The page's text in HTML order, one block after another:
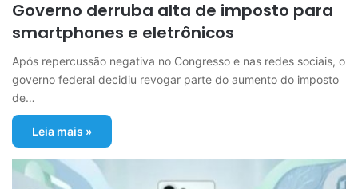
Governo derruba alta de imposto para
smartphones e eletrônicos
Após repercussão negativa no Congresso e nas redes sociais, o
governo federal decidiu revogar parte do aumento do imposto
de…
Leia mais »